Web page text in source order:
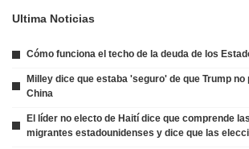
Ultima Noticias
Cómo funciona el techo de la deuda de los
Milley dice que estaba 'seguro' de que Trump no
China
El líder no electo de Haití dice que comprende
migrantes estadounidenses y dice que las